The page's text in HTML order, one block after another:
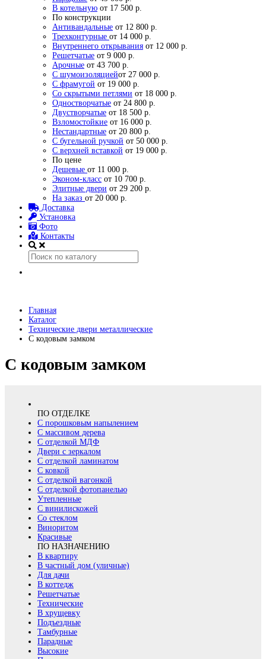
В котельную от 17 500 р.
По конструкции
Антивандальные от 12 800 р.
Трехконтурные от 14 000 р.
Внутреннего открывания от 12 000 р.
Решетчатые от 9 000 р.
Арочные от 43 700 р.
С шумоизоляциейот 27 000 р.
С фрамугой от 19 000 р.
Со скрытыми петлями от 18 000 р.
Одностворчатые от 24 800 р.
Двустворчатые от 18 500 р.
Взломостойкие от 16 000 р.
Нестандартные от 20 800 р.
С бугельной ручкой от 50 000 р.
С верхней вставкой от 19 000 р.
По цене
Дешевые от 11 000 р.
Эконом-класс от 10 700 р.
Элитные двери от 29 200 р.
На заказ от 20 000 р.
Доставка
Установка
Фото
Контакты
Главная
Каталог
Технические двери металлические
С кодовым замком
С кодовым замком
ПО ОТДЕЛКЕ
С порошковым напылением
С массивом дерева
С отделкой МДФ
Двери с зеркалом
С отделкой ламинатом
С ковкой
С отделкой вагонкой
С отделкой фотопанелью
Утепленные
С винилискожей
Со стеклом
Виноритом
Красивые
ПО НАЗНАЧЕНИЮ
В квартиру
В частный дом (уличные)
Для дачи
В коттедж
Решетчатые
Технические
В хрущевку
Подъездные
Тамбурные
Парадные
Высокие